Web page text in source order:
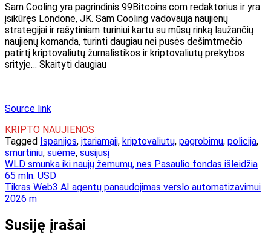
Sam Cooling yra pagrindinis 99Bitcoins.com redaktorius ir yra
įsikūręs Londone, JK. Sam Cooling vadovauja naujienų
strategijai ir rašytiniam turiniui kartu su mūsų rinką laužančių
naujienų komanda, turinti daugiau nei pusės dešimtmečio
patirtį kriptovaliutų žurnalistikos ir kriptovaliutų prekybos
srityje… Skaityti daugiau
Source link
KRIPTO NAUJIENOS
Tagged Ispanijos, įtariamąjį, kriptovaliutų, pagrobimu, policija,
smurtiniu, suėmė, susijusį
Navigacija
tarp
įrašų
WLD smunka iki naujų žemumų, nes Pasaulio fondas išleidžia
65 mln. USD
Tikras Web3 AI agentų panaudojimas verslo automatizavimui
2026 m
Susiję įrašai